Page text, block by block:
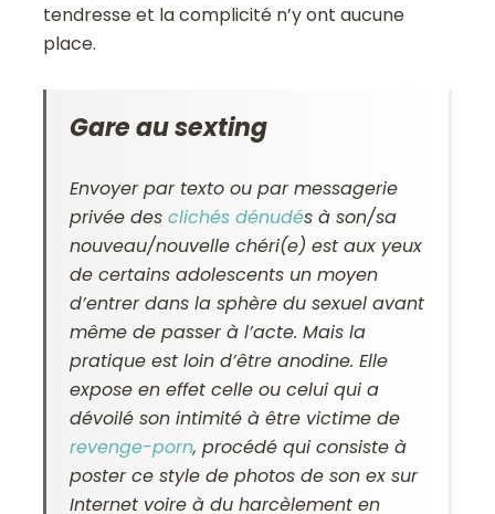
tendresse et la complicité n’y ont aucune
place.
Gare au sexting
Envoyer par texto ou par messagerie
privée desclichés dénudés à son/sa
nouveau/nouvelle chéri(e) est aux yeux
de certains adolescents un moyen
d’entrer dans la sphère du sexuel avant
même de passer à l’acte. Mais la
pratique est loin d’être anodine. Elle
expose en effet celle ou celui qui a
dévoilé son intimité à être victime de
revenge-porn, procédé qui consiste à
poster ce style de photos de son ex sur
Internet voire à du harcèlement en